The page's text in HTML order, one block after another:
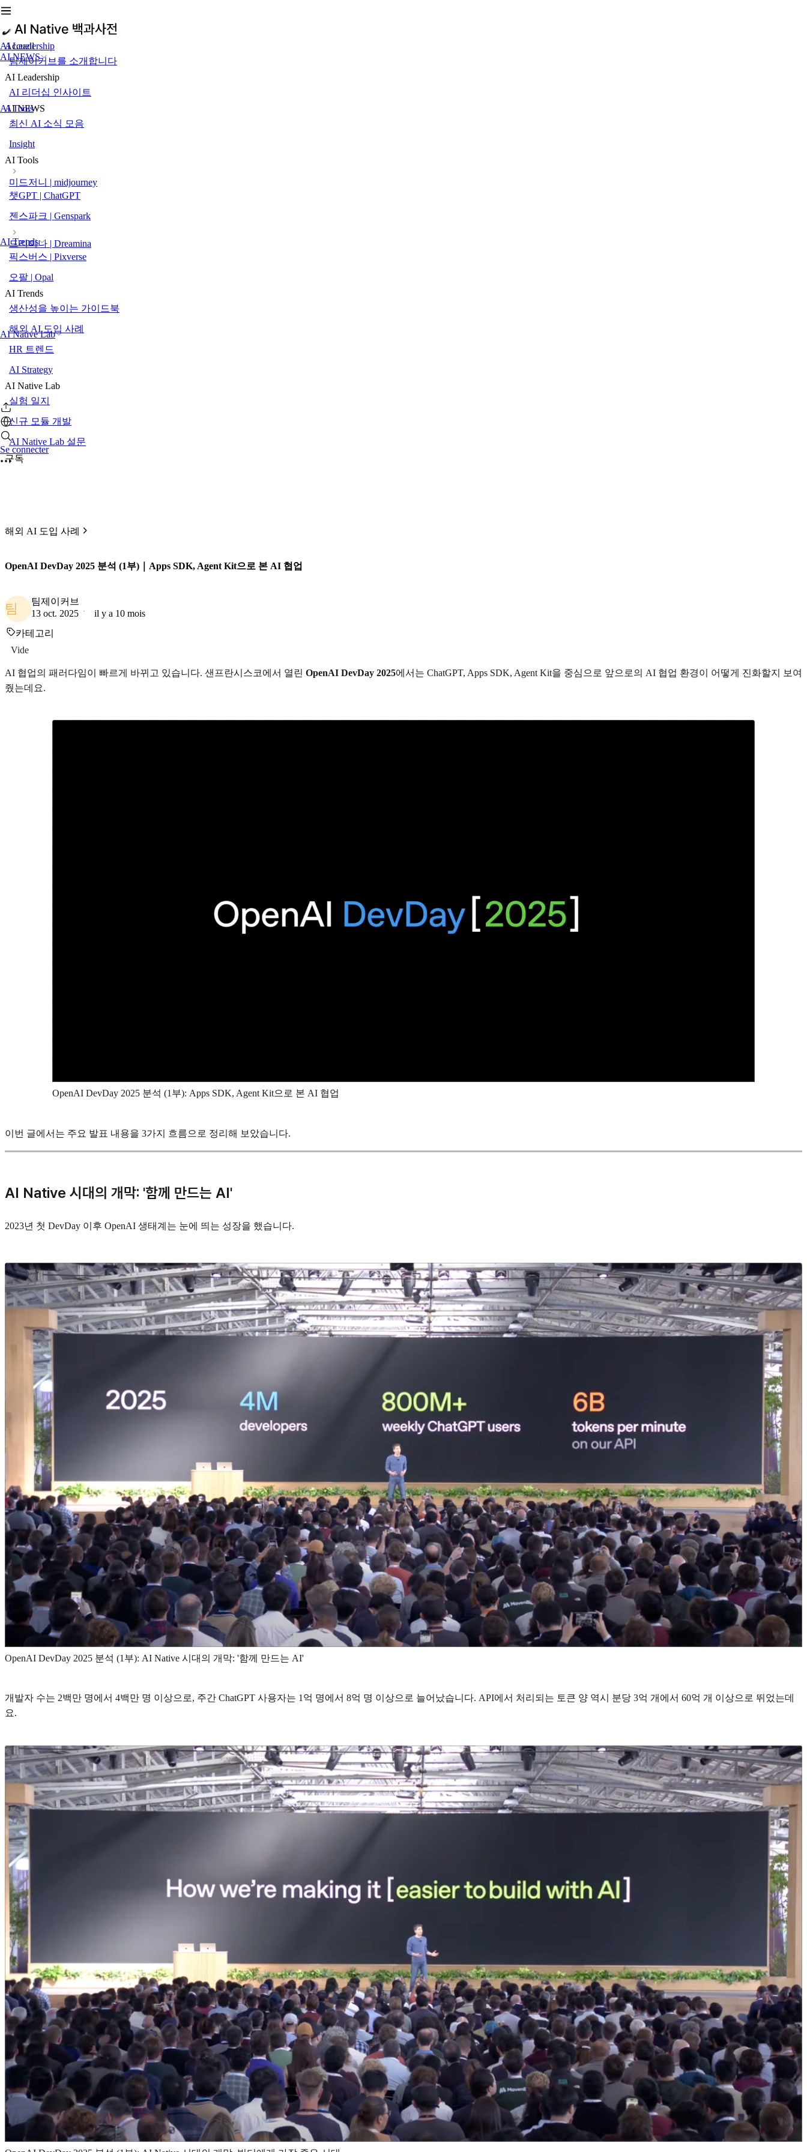
AI Leadership
AI NEWS
AI Tools
AI Trends
AI Native Lab
Se connecter
Accueil
팀제이커브를 소개합니다
AI Leadership
AI 리더십 인사이트
AI NEWS
최신 AI 소식 모음
Insight
AI Tools
미드저니 | midjourney
챗GPT | ChatGPT
젠스파크 | Genspark
드리미나 | Dreamina
픽스버스 | Pixverse
오팔 | Opal
AI Trends
생산성을 높이는 가이드북
해외 AI 도입 사례
HR 트렌드
AI Strategy
AI Native Lab
실험 일지
신규 모듈 개발
AI Native Lab 설문
구독
해외 AI 도입 사례
OpenAI DevDay 2025 분석 (1부)｜Apps SDK, Agent Kit으로 본 AI 협업
팀
팀제이커브
13 oct. 2025
il y a 10 mois
카테고리
Vide
AI 협업의 패러다임이 빠르게 바뀌고 있습니다. 샌프란시스코에서 열린 OpenAI DevDay 2025에서는 ChatGPT, Apps SDK, Agent Kit을 중심으로 앞으로의 AI 협업 환경이 어떻게 진화할지 보여
줬는데요.
OpenAI DevDay 2025 분석 (1부): Apps SDK, Agent Kit으로 본 AI 협업
이번 글에서는 주요 발표 내용을 3가지 흐름으로 정리해 보았습니다.
AI Native 시대의 개막: '함께 만드는 AI'
2023년 첫 DevDay 이후 OpenAI 생태계는 눈에 띄는 성장을 했습니다.
OpenAI DevDay 2025 분석 (1부): AI Native 시대의 개막: '함께 만드는 AI'
개발자 수는 2백만 명에서 4백만 명 이상으로, 주간 ChatGPT 사용자는 1억 명에서 8억 명 이상으로 늘어났습니다. API에서 처리되는 토큰 양 역시 분당 3억 개에서 60억 개 이상으로 뛰었는데
요.